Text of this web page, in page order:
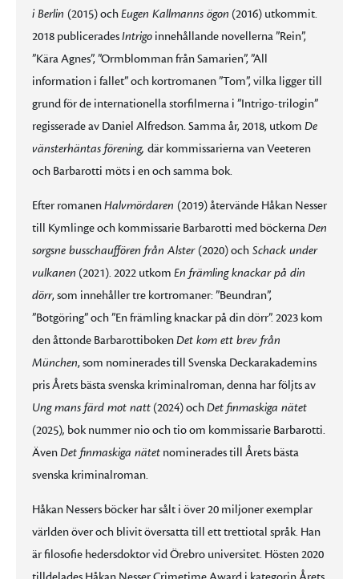
i Berlin (2015) ochEugen Kallmanns ögon (2016) utkommit.
2018 publiceradesIntrigo innehållande novellerna ”Rein”,
”Kära Agnes”, ”Ormblomman från Samarien”, ”All
information i fallet” och kortromanen ”Tom”, vilka ligger till
grund för de internationella storfilmerna i ”Intrigo-trilogin”
regisserade av Daniel Alfredson. Samma år, 2018, utkom De
vänsterhäntas förening, där kommissarierna van Veeteren
och Barbarotti möts i en och samma bok.
Efter romanenHalvmördaren (2019) återvände Håkan Nesser
till Kymlinge och kommissarie Barbarotti med böckernaDen
sorgsne busschauffören från Alster (2020) och Schack under
vulkanen (2021). 2022 utkom En främling knackar på din
dörr, som innehåller tre kortromaner: ”Beundran”,
”Botgöring” och ”En främling knackar på din dörr”. 2023 kom
den åttonde BarbarottibokenDet kom ett brev från
München, som nominerades till Svenska Deckarakademins
pris Årets bästa svenska kriminalroman, denna har följts av
Ung mans färd mot natt (2024) ochDet finmaskiga nätet
(2025), bok nummer nio och tio om kommissarie Barbarotti.
ÄvenDet finmaskiga nätet nominerades till Årets bästa
svenska kriminalroman.
Håkan Nessers böcker har sålt i över 20 miljoner exemplar
världen över och blivit översatta till ett trettiotal språk. Han
är filosofie hedersdoktor vid Örebro universitet. Hösten 2020